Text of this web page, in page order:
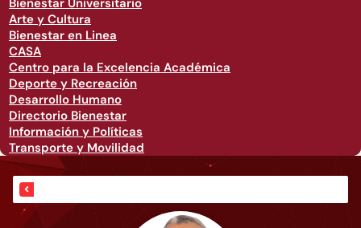
Bienestar Universitario
Arte y Cultura
Bienestar en Linea
CASA
Centro para la Excelencia Académica
Deporte y Recreación
Desarrollo Humano
Directorio Bienestar
Información y Políticas
Transporte y Movilidad